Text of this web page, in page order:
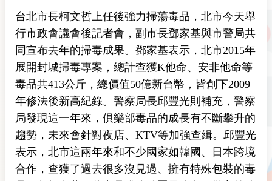
台北市長柯文哲上任後強力掃蕩毒品，北市今天舉
行市政會議會後記者會，副市長鄧家基與市警局共
同宣布去年的掃毒成果。鄧家基表示，北市2015年
展開封城掃毒專案，總計查獲K他命、安非他命等
毒品共413公斤，總價值50億新台幣，皆創下2009
年修法後新高紀錄。警察局長邱豐光則補充，警察
局發現這一年來，俱樂部毒品的成長有不斷攀升的
趨勢，未來會針對夜店、KTV等加強查緝。 邱豐光
表示，北市這兩年來和不少國家如韓國、日本跨境
合作，查獲了過去很多沒見過、擁有特殊包裝的毒